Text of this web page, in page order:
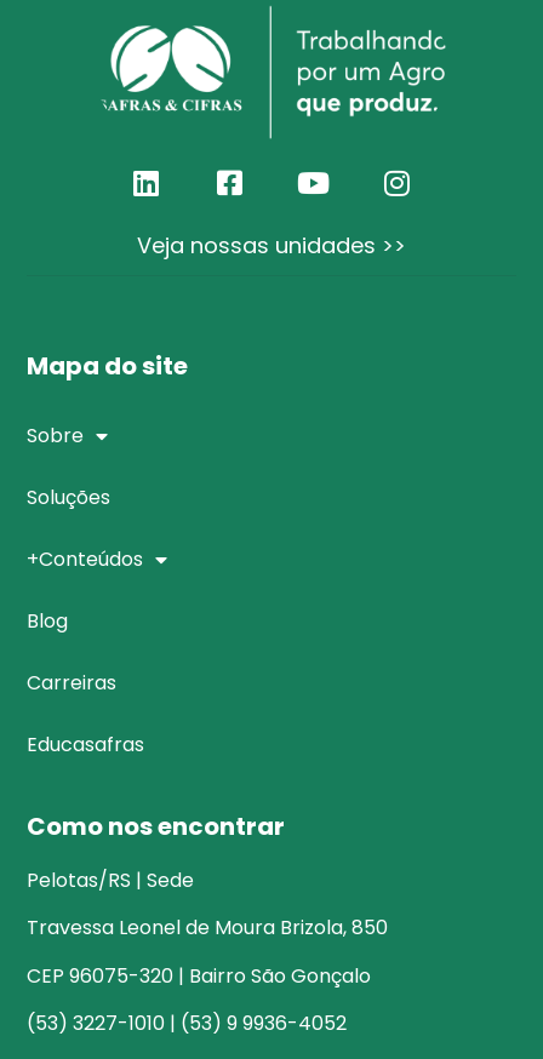
Veja nossas unidades >>
Mapa do site
Sobre
Soluções
+Conteúdos
Blog
Carreiras
Educasafras
Como nos encontrar
Pelotas/RS | Sede
Travessa Leonel de Moura Brizola, 850
CEP 96075-320 | Bairro São Gonçalo
(53) 3227-1010 | (53) 9 9936-4052